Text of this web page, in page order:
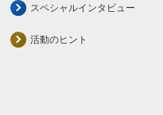
スペシャルインタビュー
活動のヒント